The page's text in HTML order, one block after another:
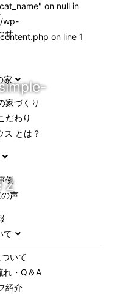
せ
家
家づくり​
だわり
ス とは？
例
声
て
いて
れ・Q＆A
紹介
2
on null in
wp-
on line1